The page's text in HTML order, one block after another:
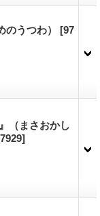
のうつわ） [97
（まさおかし